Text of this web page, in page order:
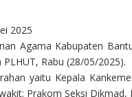
2025
Agama Kabupaten
Rabu (28/05/2025).
yaitu Kepala
Prakom Seksi